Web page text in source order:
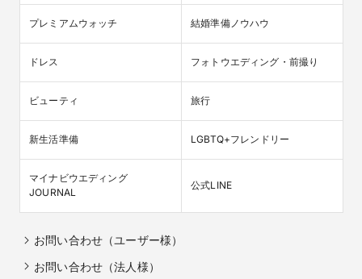
プレミアムウォッチ 結婚準備ノウハウ
ドレス フォトウエディング・前撮り
ビューティ 旅行
新生活準備 LGBTQ+フレンドリー
マイナビウエディング
JOURNAL
公式LINE
お問い合わせ（ユーザー様）
お問い合わせ（法人様）